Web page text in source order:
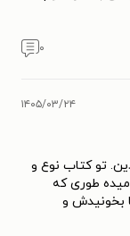
۰
۱۴۰۵/۰۳/۲۴
تو کتاب نوع و
میده طوری که
بخونیدش و